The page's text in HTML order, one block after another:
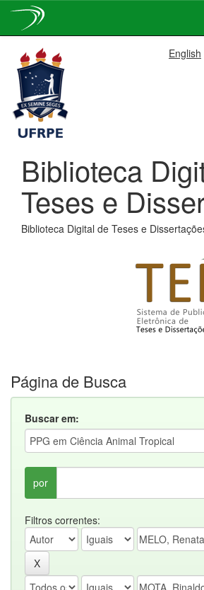
navigation
English
Biblioteca
Teses e
Biblioteca Digital de Teses e
Página de Busca
Buscar em:
por
Filtros correntes: